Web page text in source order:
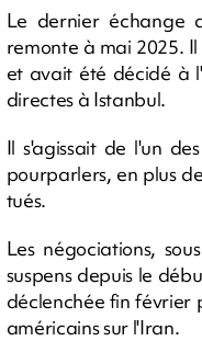
Le dernier échange
remonte à mai 2025.
et avait été décidé à
directes à Istanbul.
Il s'agissait de l'un
pourparlers, en plus
tués.
Les négociations,
suspens depuis le
déclenchée fin février
américains sur l'Iran.